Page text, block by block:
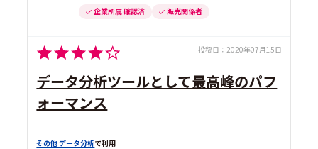
企業所属 確認済 販売関係者
投稿日： 2020年07月15日
データ分析ツールとして最高峰のパフ
ォーマンス
その他 データ分析で利用